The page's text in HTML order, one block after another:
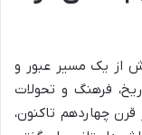
از یک مسیر عبور و
فرهنگ و تحولات
چهاردهم تاکنون،